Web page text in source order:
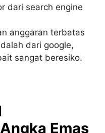
dari search engine
anggaran terbatas
dari google,
sangat beresiko.
Emas